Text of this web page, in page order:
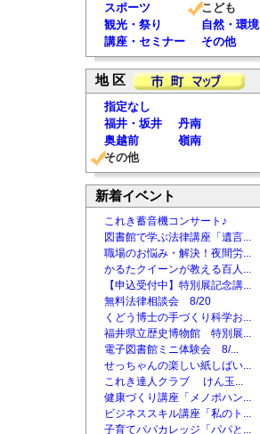
スポーツ
こども
観光・祭り
自然・環境
講座・セミナー
その他
地 区
指定なし
福井・坂井
丹南
奥越前
嶺南
その他
新着イベント
これき蓄音機コンサート♪
図書館で学ぶ法律講座「遺言...
職場のお悩み・解決！夜間労...
かるたクイーンが教える百人...
【申込受付中】特別展記念講...
無料法律相談会 8/20
くどう博士の手づくり科学お...
福井県立歴史博物館 特別展...
電子図書館ミニ体験会 8/...
せっちゃんの楽しい紙しばい...
これき達人クラブ けん玉...
健康づくり講座「メノポハン...
ビジネススキル講座「私のト...
子育てパパカレッジ「パパと...